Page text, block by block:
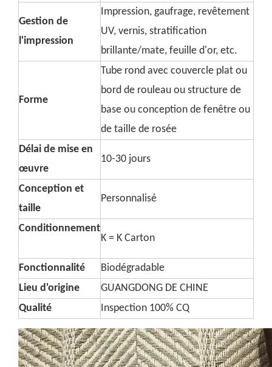
Gestion de
l'impression
Impression, gaufrage, revêtement
UV, vernis, stratification
brillante/mate, feuille d'or, etc.
Forme
Tube rond avec couvercle plat ou
bord de rouleau ou structure de
base ou conception de fenêtre ou
de taille de rosée
Délai de mise en
œuvre
10-30 jours
Conception et
taille
Personnalisé
Conditionnement
K = K Carton
Fonctionnalité
Biodégradable
Lieu d'origine
GUANGDONG DE CHINE
Qualité
Inspection 100% CQ